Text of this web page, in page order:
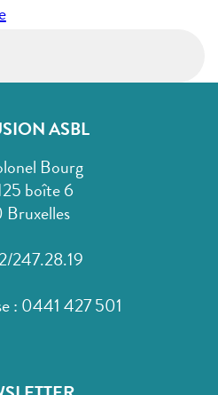
ASBL
Bourg
boîte 6
Bruxelles
247.28.19
: 0441 427 501